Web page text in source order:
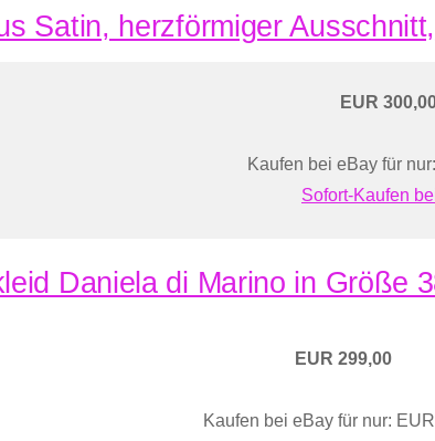
Satin, herzförmiger
EUR
Kaufen bei eBay für
Sofort-Kaufen
Daniela di Marino in Größe
EUR 299,00
Kaufen bei eBay für nur: